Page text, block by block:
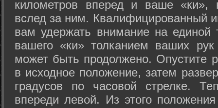
километров вперед и ваше «ки»,
вслед за ним. Квалифицированный
вам удержать внимание на единой
вашего «ки» толканием ваших
может быть продолжено. Опустите
в исходное положение, затем
градусов по часовой стрелке.
впереди левой. Из этого